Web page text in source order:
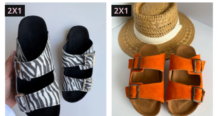
2X1 2X1